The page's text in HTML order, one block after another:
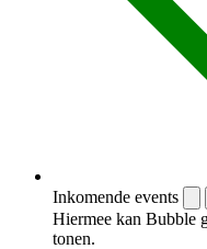
Inkomende events
Hiermee kan Bubble
tonen.